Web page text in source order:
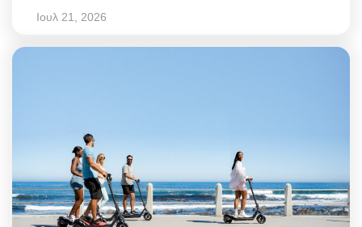
Ιουλ 21, 2026